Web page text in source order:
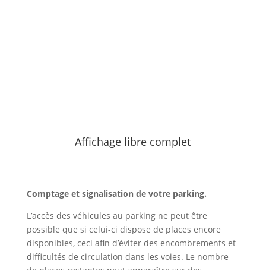
Affichage libre complet
Comptage et signalisation de votre parking.
L’accès des véhicules au parking ne peut être
possible que si celui-ci dispose de places encore
disponibles, ceci afin d’éviter des encombrements et
difficultés de circulation dans les voies. Le nombre